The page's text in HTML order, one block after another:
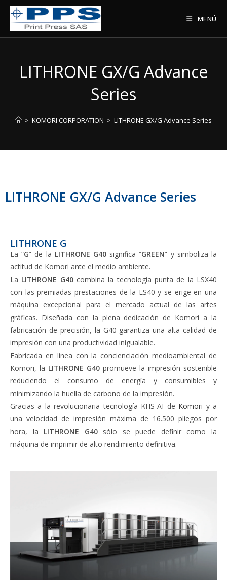
MENÚ
LITHRONE GX/G Advance
Series
> KOMORI CORPORATION > LITHRONE GX/G Advance Series
LITHRONE GX/G Advance Series
LITHRONE G
La “G” de la LITHRONE G40 significa “GREEN” y simboliza la
actitud de Komori ante el medio ambiente.
La LITHRONE G40combina la tecnología punta de la LSX40
con las premiadas prestaciones de la LS40 y se erige en una
máquina excepcional para el mercado actual de las artes
gráficas. Diseñada con la plena dedicación de Komori a la
fabricación de precisión, la G40 garantiza una alta calidad de
impresión con una productividad inigualable.
Fabricada en línea con la concienciación medioambiental de
Komori, la LITHRONE G40 promueve la impresión sostenible
reduciendo el consumo de energía y consumibles y
minimizando la huella de carbono de la impresión.
Gracias a la revolucionaria tecnología KHS-AI de Komori y a
una velocidad de impresión máxima de 16.500 pliegos por
hora, la LITHRONE G40sólo se puede definir como la
máquina de imprimir de alto rendimiento definitiva.